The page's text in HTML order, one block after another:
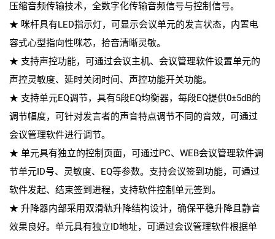
压缩音频传输技术，全数字化传输音频信号与控制信号。
★ 咪杆具有LED指示灯，可显示会议单元的发言状态，内置电
容式心型指向性咪芯，拾音清晰灵敏。
★ 支持声控功能，可通过会议主机、会议管理软件设置单元的
声控灵敏度、延时关闭时间、声控功能开关功能。
★ 支持单元EQ调节，具有5段EQ均衡器，每段EQ提供0±5dB的
调节幅度，可针对发言者的声音特点调节不同的音效，可通过
会议管理软件进行调节。
★ 单元具有独立的控制页面，可通过PC、WEB会议管理软件调
节单元ID号、灵敏度、EQ等参数。支持会议签到功能，可通过
软件发起、结束签到进程，支持软件控制单元签到。
★ 升降器内部采用双滑轨升降结构设计，确保平稳升降且静音
效果良好。单元具有独立ID地址，可通过会议管理软件根据单